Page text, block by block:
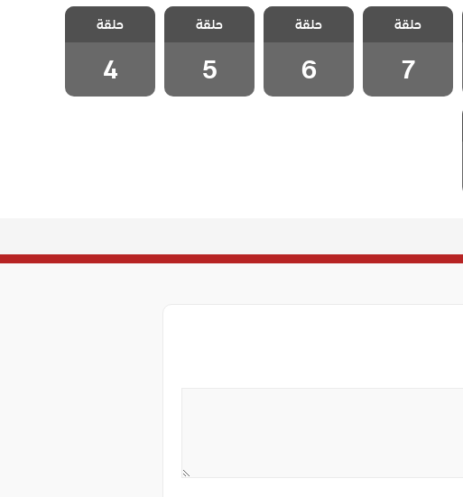
مسلسل ياسمين
مدبلج الحلقة 7
حلقة
7
مسلسل ياسمين
مدبلج الحلقة 6
حلقة
6
مسلسل ياسمين
مدبلج الحلقة 5
حلقة
5
مسلسل ياسمين
مدبلج الحلقة 4
حلقة
4